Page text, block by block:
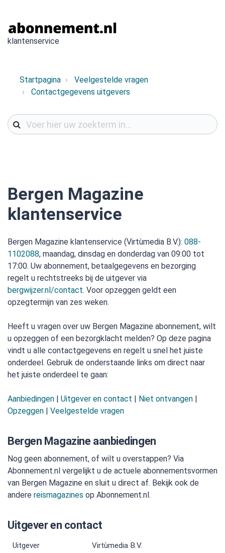
klantenservice
Startpagina
Veelgestelde vragen
Contactgegevens uitgevers
Bergen Magazine
klantenservice
Bergen Magazine klantenservice (Virtùmedia B.V.): 088-
1102088, maandag, dinsdag en donderdag van 09:00 tot
17:00. Uw abonnement, betaalgegevens en bezorging
regelt u rechtstreeks bij de uitgever via
bergwijzer.nl/contact. Voor opzeggen geldt een
opzegtermijn van zes weken.
Heeft u vragen over uw Bergen Magazine abonnement, wilt
u opzeggen of een bezorgklacht melden? Op deze pagina
vindt u alle contactgegevens en regelt u snel het juiste
onderdeel. Gebruik de onderstaande links om direct naar
het juiste onderdeel te gaan:
Aanbiedingen | Uitgever en contact | Niet ontvangen |
Opzeggen | Veelgestelde vragen
Bergen Magazine aanbiedingen
Nog geen abonnement, of wilt u overstappen? Via
Abonnement.nl vergelijkt u de actuele abonnementsvormen
van Bergen Magazine en sluit u direct af. Bekijk ook de
andere reismagazines op Abonnement.nl.
Uitgever en contact
Uitgever
Virtùmedia B.V.